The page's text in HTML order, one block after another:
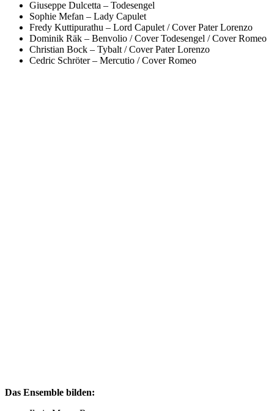
Giuseppe Dulcetta – Todesengel
Sophie Mefan – Lady Capulet
Fredy Kuttipurathu – Lord Capulet / Cover Pater Lorenzo
Dominik Räk – Benvolio / Cover Todesengel / Cover Romeo
Christian Bock – Tybalt / Cover Pater Lorenzo
Cedric Schröter – Mercutio / Cover Romeo
Das Ensemble bilden: